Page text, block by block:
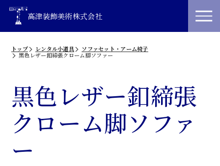
高津装飾美術株式会社
トップ レンタル小道具
ソファセット・アーム椅子
黒色レザー釦締張クローム脚ソファー
黒色レザー釦締張
クローム脚ソファ
ー